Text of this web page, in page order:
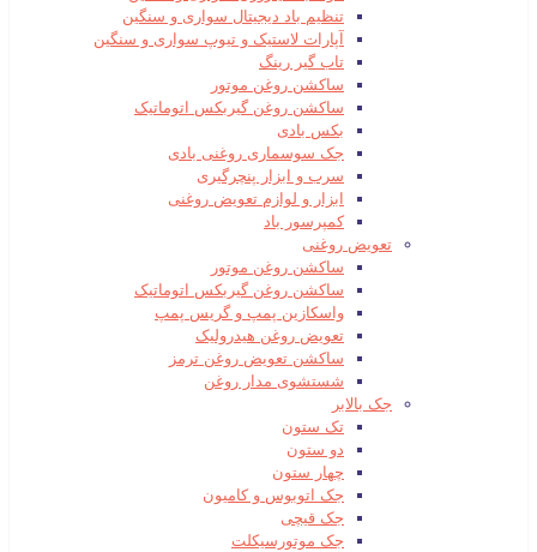
تنظیم باد دیجیتال سواری و سنگین
آپارات لاستیک و تیوپ سواری و سنگین
تاب گیر رینگ
ساکشن روغن موتور
ساکشن روغن گیربکس اتوماتیک
بکس بادی
جک سوسماری روغنی بادی
سرب و ابزار پنچرگیری
ابزار و لوازم تعویض روغنی
کمپرسور باد
تعویض روغنی
ساکشن روغن موتور
ساکشن روغن گیربکس اتوماتیک
واسکازین پمپ و گریس پمپ
تعویض روغن هیدرولیک
ساکشن تعویض روغن ترمز
شستشوی مدار روغن
جک بالابر
تک ستون
دو ستون
چهار ستون
جک اتوبوس و کامیون
جک قیچی
جک موتورسیکلت